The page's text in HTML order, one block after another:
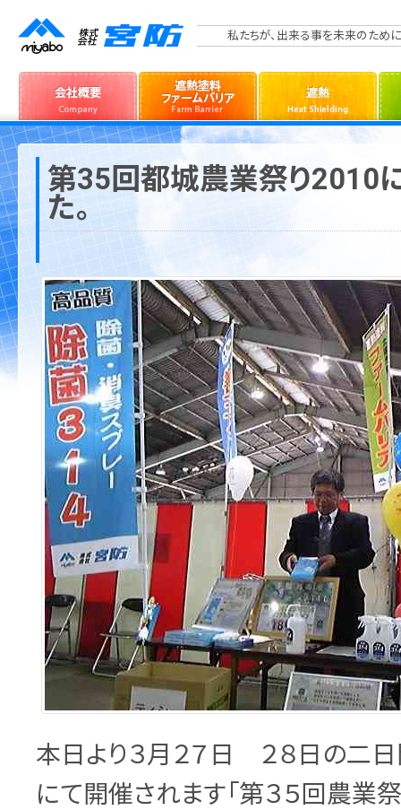
私たちが、出来る事を未来のために
第35回都城農業祭り2010
た。
本日より３月２７日 ２８日の二
にて開催されます「第３５回農業祭